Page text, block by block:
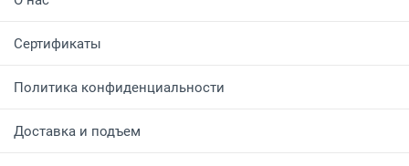
Сертификаты
Политика конфиденциальности
Доставка и подъем